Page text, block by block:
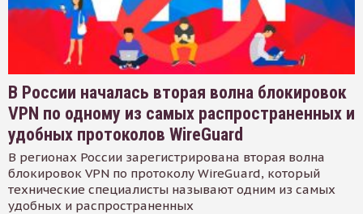
В России началась вторая волна блокировок
VPN по одному из самых распространенных и
удобных протоколов WireGuard
В регионах России зарегистрирована вторая волна
блокировок VPN по протоколу WireGuard, который
технические специалисты называют одним из самых
удобных и распространенных